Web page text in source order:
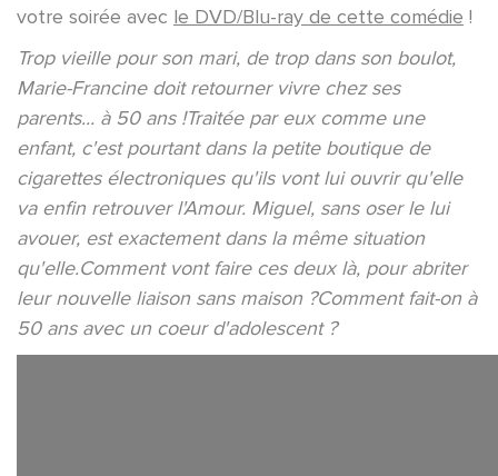
votre soirée avec le DVD/Blu-ray de cette comédie !
Trop vieille pour son mari, de trop dans son boulot,
Marie-Francine doit retourner vivre chez ses
parents... à 50 ans !Traitée par eux comme une
enfant, c'est pourtant dans la petite boutique de
cigarettes électroniques qu'ils vont lui ouvrir qu'elle
va enfin retrouver l'Amour. Miguel, sans oser le lui
avouer, est exactement dans la même situation
qu'elle.Comment vont faire ces deux là, pour abriter
leur nouvelle liaison sans maison ?Comment fait-on à
50 ans avec un coeur d'adolescent ?